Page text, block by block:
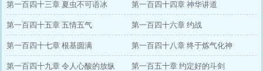
第一百四十三章 夏虫不可语冰 第一百四十四章 神华讲道
第一百四十五章 五情五气 第一百四十六章 约战
第一百四十七章 根基圆满 第一百四十八章 终于炼气化神
第一百四十九章 令人心酸的放纵 第一百五十章 约定好的斗剑